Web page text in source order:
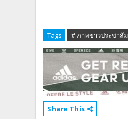
Tags # ภาพข่าวประชาสั
Share This